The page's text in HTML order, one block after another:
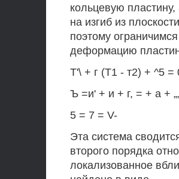
кольцевую
на изгиб из
поэтому
деформацию
Т'\ + г (Т1 - т2) + ^5
Ъ =и' + и + г, = + а +
5 = 7 = V-
Эта система
второго порядка
локализованное